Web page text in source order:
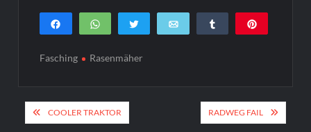
Teilen WhatsApp Twittern E-Mail Teilen
SHARES
Fasching Rasenmäher
Beitragsnavigation
COOLER TRAKTOR RADWEG FAIL